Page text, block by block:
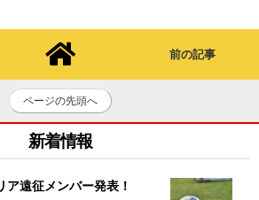
前の記事
ページの先頭へ
新着情報
遠征メンバー発表！